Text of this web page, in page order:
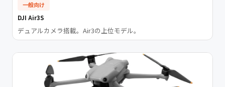
一般向け
DJI Air3S
デュアルカメラ搭載。Air3の上位モデル。